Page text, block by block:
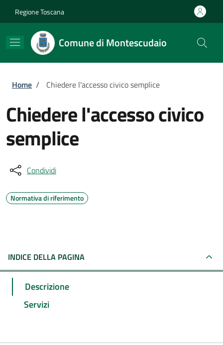
Regione Toscana
Comune di Montescudaio
Briciole di pane
Home / Chiedere l'accesso civico semplice
Chiedere l'accesso civico
semplice
Condividi
Normativa di riferimento
INDICE DELLA PAGINA
Descrizione
Servizi